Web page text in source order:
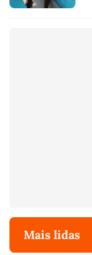
Mais lidas